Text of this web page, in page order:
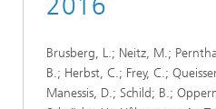
Brusberg, L.; Neitz, M.;
B.; Herbst, C.; Frey, C.;
Manessis, D.; Schild; B.;